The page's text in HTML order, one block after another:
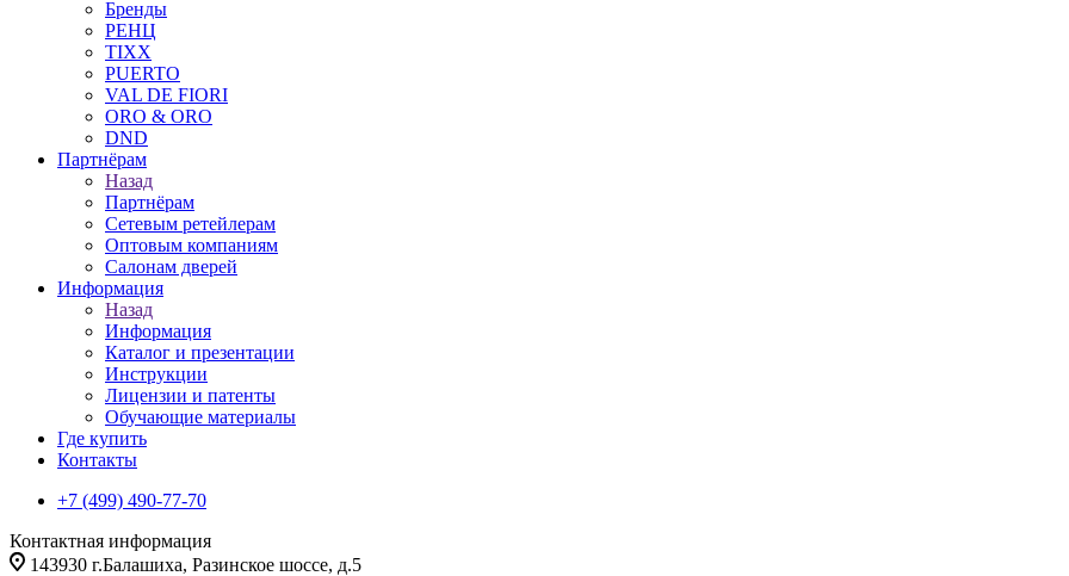
Бренды
РЕНЦ
TIXX
PUERTO
VAL DE FIORI
ORO & ORO
DND
Партнёрам
Назад
Партнёрам
Сетевым ретейлерам
Оптовым компаниям
Салонам дверей
Информация
Назад
Информация
Каталог и презентации
Инструкции
Лицензии и патенты
Обучающие материалы
Где купить
Контакты
+7 (499) 490-77-70
Контактная информация
143930 г.Балашиха, Разинское шоссе, д.5